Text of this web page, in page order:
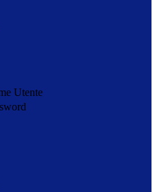
Utente